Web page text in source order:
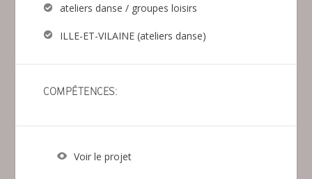
ateliers danse / groupes loisirs
ILLE-ET-VILAINE (ateliers danse)
COMPÉTENCES:
Voir le projet